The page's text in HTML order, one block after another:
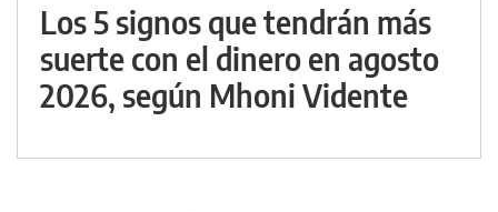
Los 5 signos que tendrán más
suerte con el dinero en agosto
2026, según Mhoni Vidente